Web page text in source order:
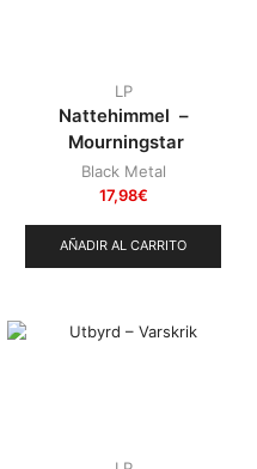
LP
Nattehimmel –
Mourningstar
Black Metal
17,98€
AÑADIR AL CARRITO